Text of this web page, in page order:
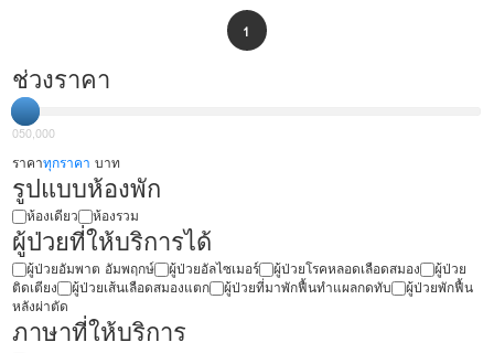
1
ช่วงราคา
050,000
ราคาทุกราคา บาท
รูปแบบห้องพัก
ห้องเดียว ห้องรวม
ผู้ป่วยที่ให้บริการได้
ผู้ป่วยอัมพาต อัมพฤกษ์ ผู้ป่วยอัลไซเมอร์ ผู้ป่วยโรคหลอดเลือดสมอง
ผู้ป่วย
ติดเตียง
ผู้ป่วยเส้นเลือดสมองแตก ผู้ป่วยที่มาพักฟื้นทำแผลกดทับ
ผู้ป่วยพักฟื้น
หลังผ่าตัด
ภาษาที่ให้บริการ